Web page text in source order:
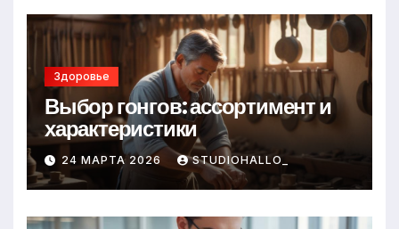
Здоровье
Выбор гонгов: ассортимент и
характеристики
24 МАРТА 2026 STUDIOHALLO_